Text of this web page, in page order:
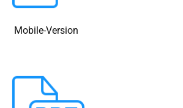
Mobile-Version